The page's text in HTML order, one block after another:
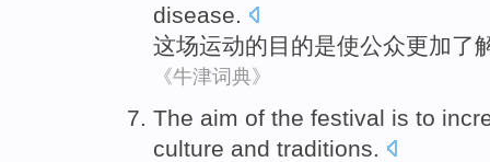
disease.
这场运动的目的是使公众更加了
《牛津词典》
The aim of the festival is to
culture and traditions.